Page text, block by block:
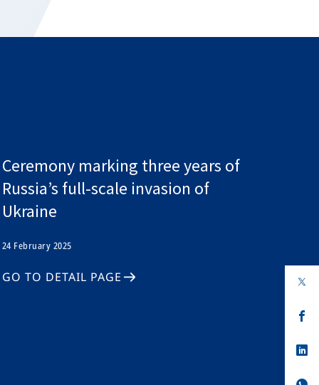
in
Ceremony marking three years of
Russia’s full-scale invasion of
Ukraine
24 February 2025
GO TO DETAIL PAGE